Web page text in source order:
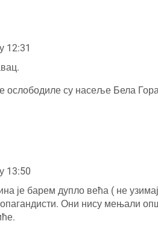
12:31
ослободиле су насеље Бела
13:50
је барем дупло већа ( не
Они нису мењали